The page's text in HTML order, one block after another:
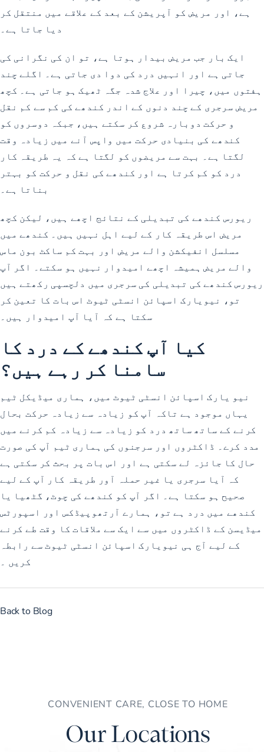
ہے، اور مریض کو آپریشن کے بعد کے علاقے میں منتقل کر
دیا جاتا ہے۔
ایک بار جب مریض بیدار ہوتا ہے، تو ان کی نگرانی کی
جاتی ہے اور انہیں درد کی دوا دی جاتی ہے۔ اگلے چند
ہفتوں میں، چیرا اور علاج شدہ جگہ ٹھیک ہو جاتی ہے۔ کچھ
مریض سرجری کے چند دنوں کے اندر کندھے کی کم سے کم نقل
و حرکت دوبارہ شروع کر سکتے ہیں، جبکہ دوسروں کو
کندھے کی بنیادی حرکت میں واپس آنے میں زیادہ وقت
لگتا ہے۔ بہت سے مریضوں کو لگتا ہے کہ یہ طریقہ کار
درد کو کم کرتا ہے اور کندھے کی نقل و حرکت کو بہتر
بناتا ہے۔
ریورس کندھے کی تبدیلی کے نتائج اچھے ہیں، لیکن کچھ
مریض اس طریقہ کار کے لیے اہل نہیں ہیں۔ کندھے میں
مسلسل انفیکشن والے مریض اور بہت کم ساکٹ بون ماس
والے مریض ہمیشہ اچھے امیدوار نہیں ہو سکتے۔ اگر آپ
ریورس کندھے کی تبدیلی کی سرجری میں دلچسپی رکھتے ہیں
تو، نیویارک اسپائن انسٹی ٹیوٹ اس بات کا تعین کر
سکتا ہے کہ آیا آپ امیدوار ہیں۔
کیا آپ کندھے کے درد کا
سامنا کر رہے ہیں؟
نیو یارک اسپائن انسٹی ٹیوٹ میں، ہماری میڈیکل ٹیم
یہاں موجود ہے تاکہ آپ کو زیادہ سے زیادہ حرکت بحال
کرنے کے ساتھ ساتھ درد کو زیادہ سے زیادہ کم کرنے میں
مدد کرے۔ ڈاکٹروں اور سرجنوں کی ہماری ٹیم آپ کی صورت
حال کا جائزہ لے سکتی ہے اور اس بات پر بحث کر سکتی ہے
کہ آیا سرجری یا غیر حملہ آور طریقہ کار آپ کے لیے
صحیح ہو سکتا ہے۔ اگر آپ کو کندھے کی چوٹ، گٹھیا یا
کندھے میں درد ہے تو، ہمارے آرتھوپیڈکس اور اسپورٹس
میڈیسن کے ڈاکٹروں میں سے ایک سے ملاقات کا وقت طے کرنے
کے لیے آج ہی نیویارک اسپائن انسٹی ٹیوٹ سے رابطہ
کریں ۔
Back to Blog
CONVENIENT CARE, CLOSE TO HOME
Our Locations